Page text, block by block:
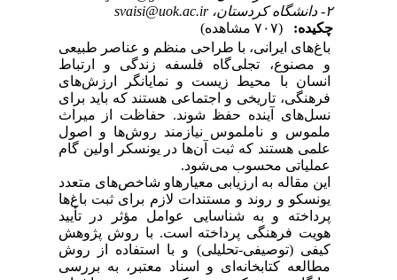
(۷۰۷ مشاهده)
باغ‌های ایرانی، با طراحی منظم و عناصر طبیعی
و مصنوع، تجلی‌گاه فلسفه زندگی و ارتباط
انسان با محیط زیست و نمایانگر ارزش‌های
فرهنگی، تاریخی و اجتماعی هستند که باید برای
نسل‌های آینده حفظ شوند. حفاظت از میراث
ملموس و ناملموس نیازمند روش‌ها و اصول
علمی هستند که ثبت آن‌ها در یونسکر اولین گام
عملیاتی محسوب می‌شود.
این مقاله به ارزیابی معیارهاو شاخص‌های متعدد
یونسکو و روند و مستندات لازم برای ثبت باغ‌ها
پرداخته و به شناسایی عوامل مؤثر در تأیید
هویت فرهنگی پرداخته است. با روش پژوهش
کیفی (توصیفی-تحلیلی) و با استفاده از روش
مطالعه کتابخانه‌ای و اسناد معتبر، به بررسی